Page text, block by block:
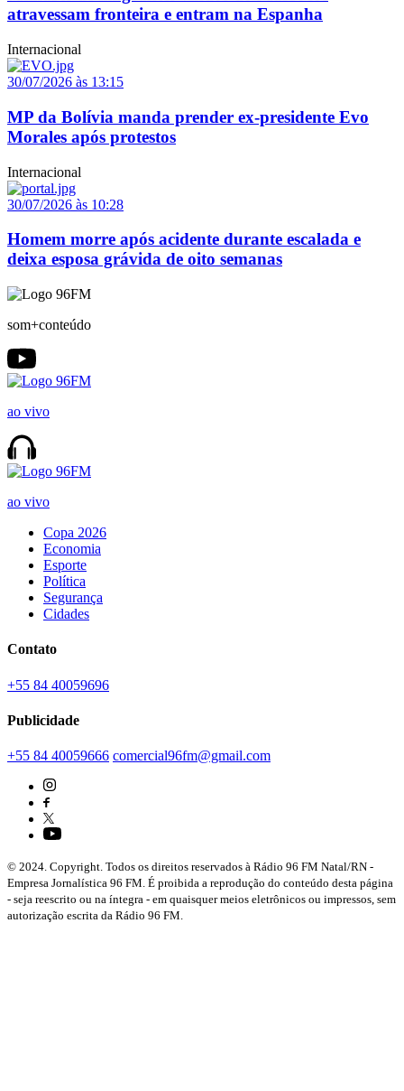
atravessam fronteira e entram na Espanha
Internacional
30/07/2026 às 13:15
MP da Bolívia manda prender ex-presidente Evo
Morales após protestos
Internacional
30/07/2026 às 10:28
Homem morre após acidente durante escalada e
deixa esposa grávida de oito semanas
som+conteúdo
ao vivo
ao vivo
Copa 2026
Economia
Esporte
Política
Segurança
Cidades
Contato
+55 84 40059696
Publicidade
+55 84 40059666 comercial96fm@gmail.com
© 2024. Copyright. Todos os direitos reservados à Rádio 96 FM Natal/RN -
Empresa Jornalística 96 FM. É proibida a reprodução do conteúdo desta página
- seja reescrito ou na íntegra - em quaisquer meios eletrônicos ou impressos, sem
autorização escrita da Rádio 96 FM.